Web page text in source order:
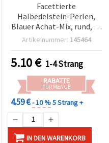
Facettierte
Halbedelstein-Perlen,
Blauer Achat-Mix, rund, 10
mm, ca. 37 Stk - für
Artikelnummer: 145464
5.10€ 1-4 Strang
RABATTE
FÜR MENGE
4.59 €- 10 %5 Strang +
IN DEN WARENKORB